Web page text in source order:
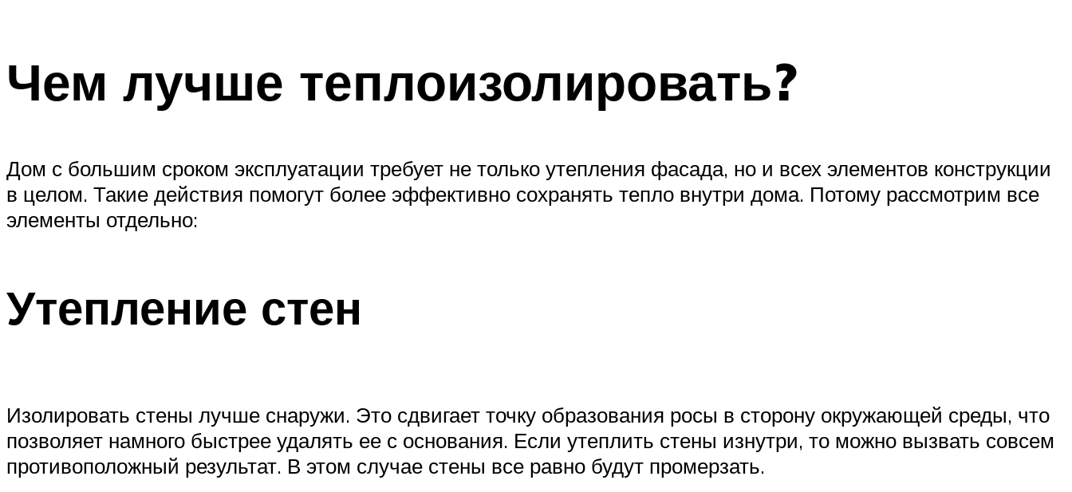
Чем лучше теплоизолировать?
Дом с большим сроком эксплуатации требует не только утепления фасада, но и всех элементов конструкции
в целом. Такие действия помогут более эффективно сохранять тепло внутри дома. Потому рассмотрим все
элементы отдельно:
Утепление стен
Изолировать стены лучше снаружи. Это сдвигает точку образования росы в сторону окружающей среды, что
позволяет намного быстрее удалять ее с основания. Если утеплить стены изнутри, то можно вызвать совсем
противоположный результат. В этом случае стены все равно будут промерзать.